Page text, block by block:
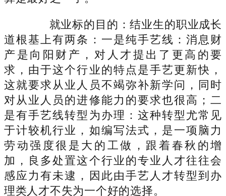
就业标的目的：结业生的职业成长
道根基上有两条：一是纯手艺线：消息财
产是向阳财产，对人才提出了更高的要
求，由于这个行业的特点是手艺更新快，
这就要求从业人员不竭弥补新学问，同时
对从业人员的进修能力的要求也很高；二
是有手艺线转型为办理：这种转型尤常见
于计较机行业，如编写法式，是一项脑力
劳动强度很是大的工做，跟着春秋的增
加，良多处置这个行业的专业人才往往会
感应力有未逮，因此由手艺人才转型到办
理类人才不失为一个好的选择。